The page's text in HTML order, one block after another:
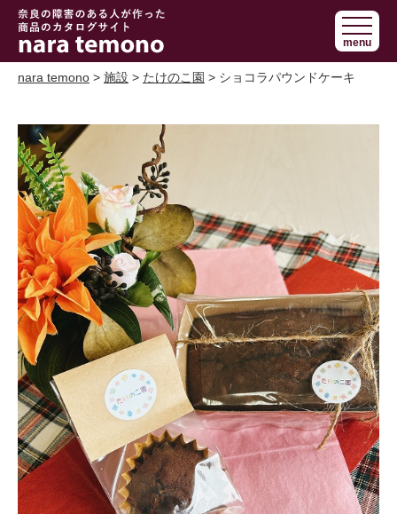
奈良で障害の
ある人の手作
り商品 nara
menu
nara temono > 施設 > たけのこ園 > ショコラパウンドケーキ